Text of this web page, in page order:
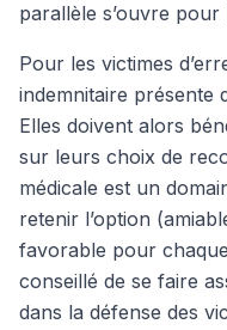
parallèle s’ouvre pour
Pour les victimes
indemnitaire présente
Elles doivent alors
sur leurs choix de
médicale est un
retenir l’option
favorable pour
conseillé de se faire
dans la défense des